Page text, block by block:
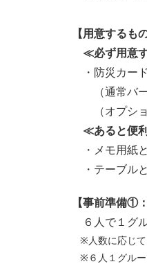
【用意するもの
≪必ず用意す
・防災カード
（通常バージ
（オプション
≪あると便利
・メモ用紙と
・テーブルと
【事前準備①：
６人で１グル
※人数に応じて、
※６人１グループ